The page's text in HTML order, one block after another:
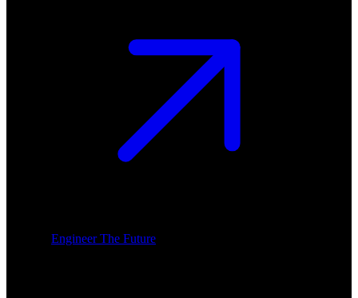
Engineer The Future